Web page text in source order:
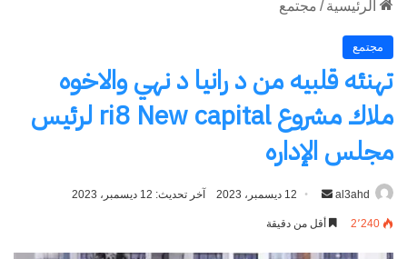
الرئيسية / مجتمع
مجتمع
تهنئه قلبيه من د رانيا د نهي والاخوه
ملاك مشروع ri8 New capital لرئيس
مجلس الإداره
al3ahd
أرسل 12 ديسمبر، 2023 آخر تحديث: 12 ديسمبر، 2023
2٬240 أقل من دقيقة